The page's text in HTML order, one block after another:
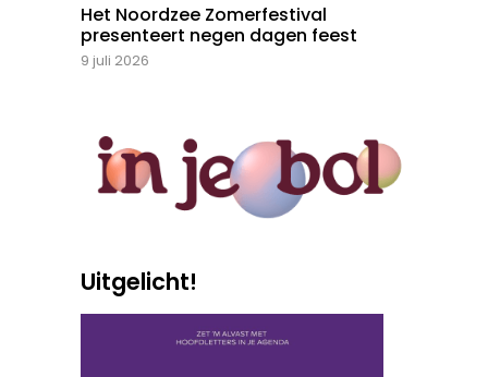
Het Noordzee Zomerfestival
presenteert negen dagen feest
9 juli 2026
Uitgelicht!